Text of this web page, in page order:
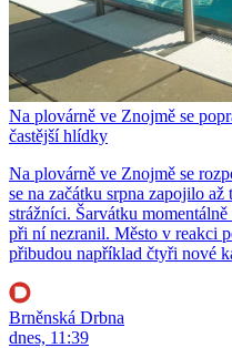
Na plovárně ve Znojmě se
častější hlídky
Na plovárně ve Znojmě se
se na začátku srpna zapojilo
strážníci. Šarvátku
při ní nezranil. Město v reakci
přibudou například čtyři nové
Brněnská Drbna
dnes, 11:39